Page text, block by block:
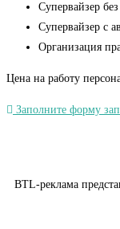
Супервайзер
Супервайзер с
Организация
Цена на работу
Заполните форму
BTL-реклама